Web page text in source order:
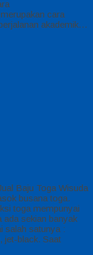
cara
akademik…
Baju Toga Wisuda
busana toga.
toga mempunyai
ada sekian banyak
salah satunya :
jet-black. Saat